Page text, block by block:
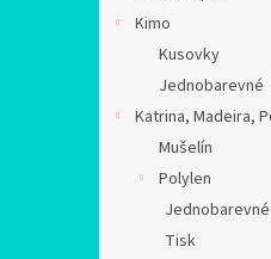
Kimo
Kusovky
Jednobarevné
Katrina, Madeira,
Mušelín
Polylen
Jednobarevné
Tisk